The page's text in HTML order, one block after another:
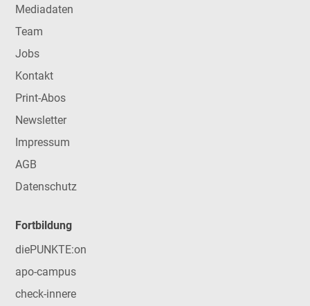
Mediadaten
Team
Jobs
Kontakt
Print-Abos
Newsletter
Impressum
AGB
Datenschutz
Fortbildung
diePUNKTE:on
apo-campus
check-innere